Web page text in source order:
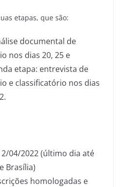
etapas, que são:
documental de
nos dias 20, 25 e
etapa: entrevista de
e classificatório nos dias
04/2022 (último dia até
Brasília)
homologadas e